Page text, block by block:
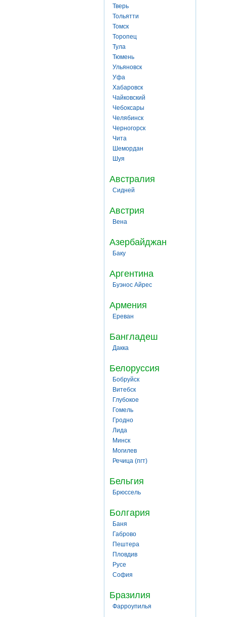
Тверь
Тольятти
Томск
Торопец
Тула
Тюмень
Ульяновск
Уфа
Хабаровск
Чайковский
Чебоксары
Челябинск
Черногорск
Чита
Шемордан
Шуя
Австралия
Сидней
Австрия
Вена
Азербайджан
Баку
Аргентина
Буэнос Айрес
Армения
Ереван
Бангладеш
Дакка
Белоруссия
Бобруйск
Витебск
Глубокое
Гомель
Гродно
Лида
Минск
Могилев
Речица (пгт)
Бельгия
Брюссель
Болгария
Баня
Габрово
Пештера
Пловдив
Русе
София
Бразилия
Фарроупилья